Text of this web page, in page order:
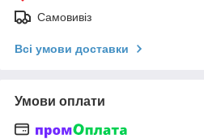
Самовивіз
Всі умови доставки
Умови оплати